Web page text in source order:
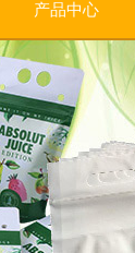
产品中心
pla+pbat全生物降解奶茶